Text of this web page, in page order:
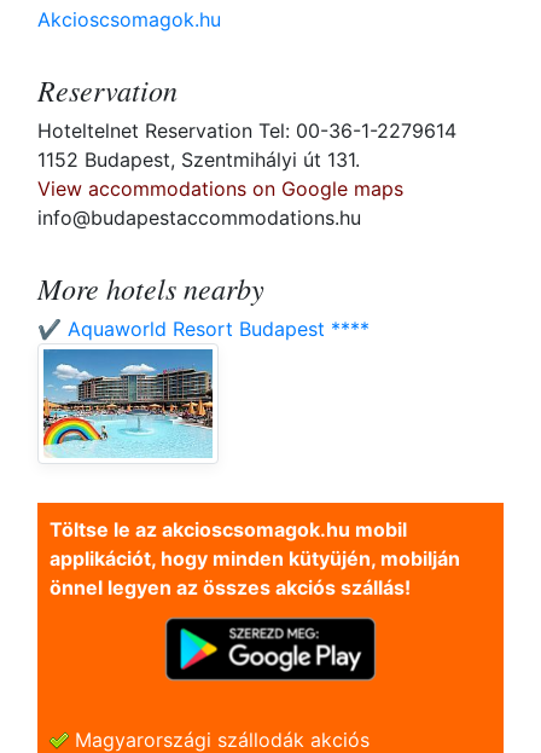
Akcioscsomagok.hu
Reservation
Hoteltelnet Reservation Tel: 00-36-1-2279614
1152 Budapest, Szentmihályi út 131.
View accommodations on Google maps
info@budapestaccommodations.hu
More hotels nearby
✔️ Aquaworld Resort Budapest ****
Töltse le az akcioscsomagok.hu mobil
applikációt, hogy minden kütyüjén, mobilján
önnel legyen az összes akciós szállás!
Magyarországi szállodák akciós